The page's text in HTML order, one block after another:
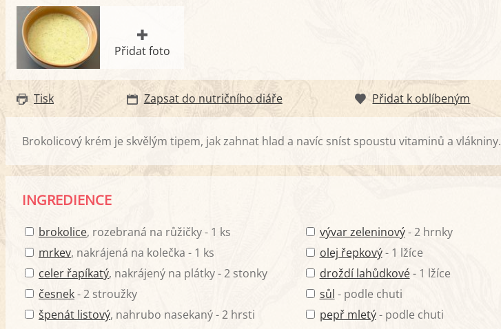
Přidat foto
Tisk Zapsat do nutričního diáře Přidat k oblíbeným
Brokolicový krém je skvělým tipem, jak zahnat hlad a navíc sníst spoustu vitaminů a vlákniny.
INGREDIENCE
brokolice, rozebraná na růžičky - 1 ks
mrkev, nakrájená na kolečka - 1 ks
celer řapíkatý, nakrájený na plátky - 2 stonky
česnek- 2 stroužky
špenát listový, nahrubo nasekaný - 2 hrsti
vývar zeleninový- 2 hrnky
olej řepkový- 1 lžíce
droždí lahůdkové- 1 lžíce
sůl - podle chuti
pepř mletý- podle chuti